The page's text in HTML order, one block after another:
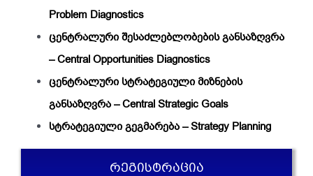
Problem Diagnostics
ცენტრალური შესაძლებლობების განსაზღვრა
– Central Opportunities Diagnostics
ცენტრალური სტრატეგიული მიზნების
განსაზღვრა – Central Strategic Goals
სტრატეგიული გეგმარება – Strategy Planning
ᲠᲔᲒᲘᲡᲢᲠᲐᲪᲘᲐ